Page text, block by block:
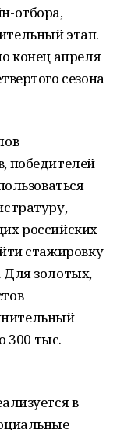
отбора,
этап.
конец апреля
сезона
победителей
российских
стажировку
Для золотых,
300 тыс.
в